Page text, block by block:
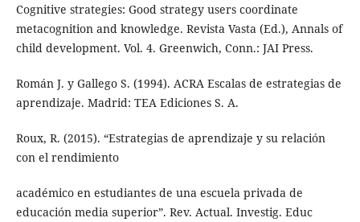
Cognitive strategies: Good strategy users coordinate
metacognition and knowledge. Revista Vasta (Ed.), Annals of
child development. Vol. 4. Greenwich, Conn.: JAI Press.
Román J. y Gallego S. (1994). ACRA Escalas de estrategias de
aprendizaje. Madrid: TEA Ediciones S. A.
Roux, R. (2015). “Estrategias de aprendizaje y su relación
con el rendimiento
académico en estudiantes de una escuela privada de
educación media superior”. Rev. Actual. Investig. Educ